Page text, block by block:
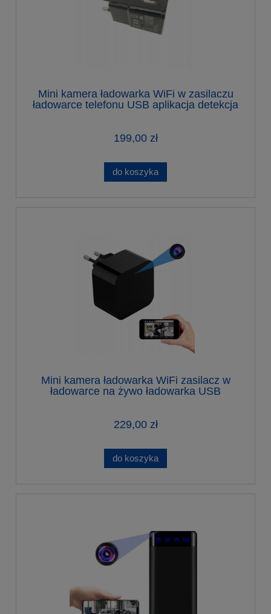
Mini kamera ładowarka WiFi w zasilaczu
ładowarce telefonu USB aplikacja detekcja
199,00 zł
do koszyka
Mini kamera ładowarka WiFi zasilacz w
ładowarce na żywo ładowarka USB
229,00 zł
do koszyka